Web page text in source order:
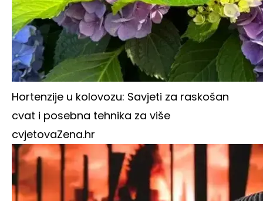
Hortenzije u kolovozu: Savjeti za raskošan
cvat i posebna tehnika za više
cvjetovaZena.hr